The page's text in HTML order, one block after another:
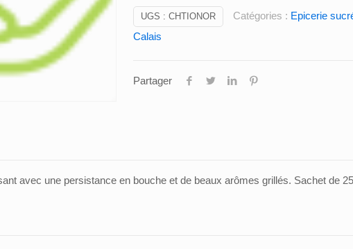
UGS : CHTIONOR Catégories : Epicerie
Calais
Partager
avec une persistance en bouche et de beaux arômes grillés. Sachet de